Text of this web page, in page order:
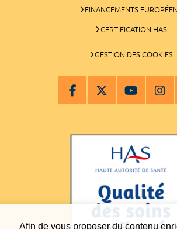
Afin de vous proposer du contenu
FINANCEMENTS
CERTIFICATION HAS
GESTION DES COOKIES